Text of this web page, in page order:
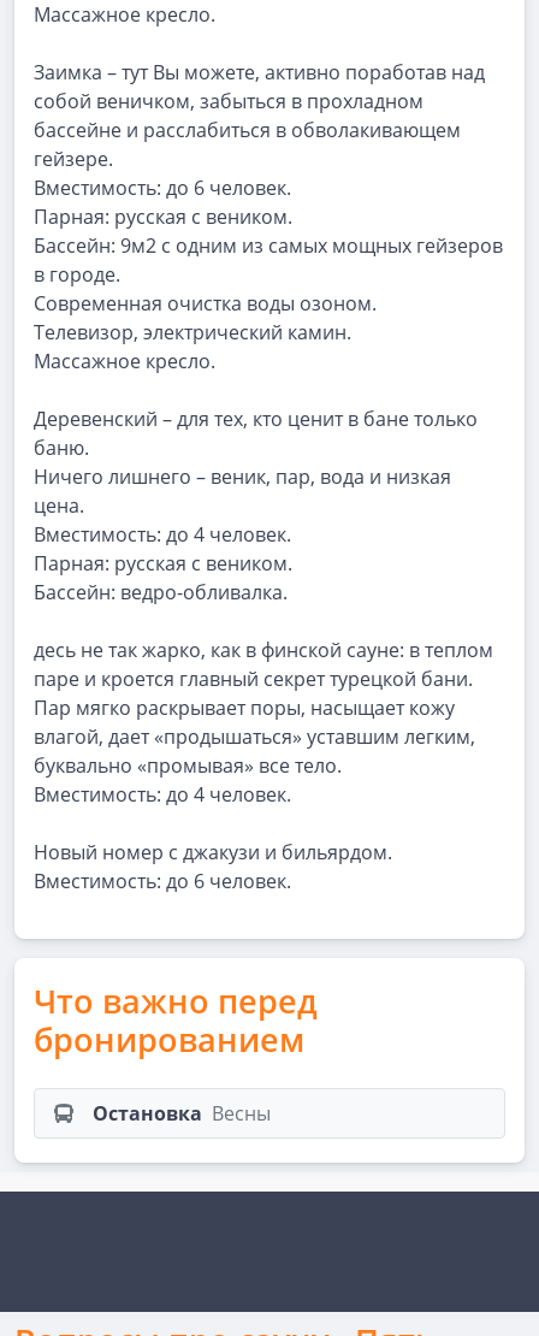
Массажное кресло.
Заимка – тут Вы можете, активно поработав над
собой веничком, забыться в прохладном
бассейне и расслабиться в обволакивающем
гейзере.
Вместимость: до 6 человек.
Парная: русская с веником.
Бассейн: 9м2 с одним из самых мощных гейзеров
в городе.
Современная очистка воды озоном.
Телевизор, электрический камин.
Массажное кресло.
Деревенский – для тех, кто ценит в бане только
баню.
Ничего лишнего – веник, пар, вода и низкая
цена.
Вместимость: до 4 человек.
Парная: русская с веником.
Бассейн: ведро-обливалка.
десь не так жарко, как в финской сауне: в теплом
паре и кроется главный секрет турецкой бани.
Пар мягко раскрывает поры, насыщает кожу
влагой, дает «продышаться» уставшим легким,
буквально «промывая» все тело.
Вместимость: до 4 человек.
Новый номер с джакузи и бильярдом.
Вместимость: до 6 человек.
Что важно перед
бронированием
Остановка Весны